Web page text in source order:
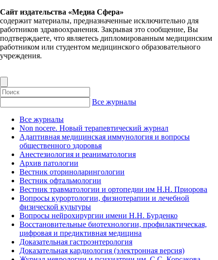
Сайт издательства «Медиа Сфера»
содержит материалы, предназначенные исключительно для
работников здравоохранения. Закрывая это сообщение, Вы
подтверждаете, что являетесь дипломированным медицинским
работником или студентом медицинского образовательного
учреждения.
Все журналы
Все журналы
Non nocere. Новый терапевтический журнал
Адаптивная медицинская иммунология и вопросы
общественного здоровья
Анестезиология и реаниматология
Архив патологии
Вестник оториноларингологии
Вестник офтальмологии
Вестник травматологии и ортопедии им Н.Н. Приорова
Вопросы курортологии, физиотерапии и лечебной
физической культуры
Вопросы нейрохирургии имени Н.Н. Бурденко
Восстановительные биотехнологии, профилактическая,
цифровая и предиктивная медицина
Доказательная гастроэнтерология
Доказательная кардиология (электронная версия)